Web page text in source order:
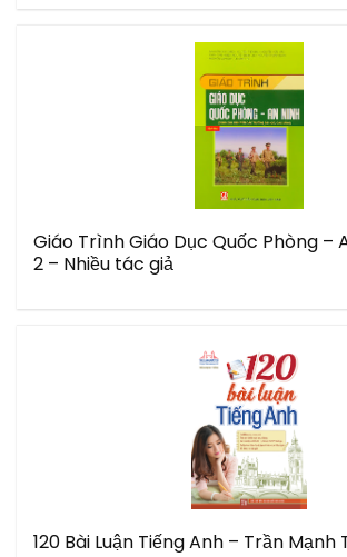
Giáo Trình Giáo Dục Quốc Phòng –
2 – Nhiều tác giả
120 Bài Luận Tiếng Anh – Trần Mạnh